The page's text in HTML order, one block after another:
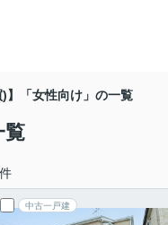
)】「女性向け」の一覧
覧
件
中古一戸建